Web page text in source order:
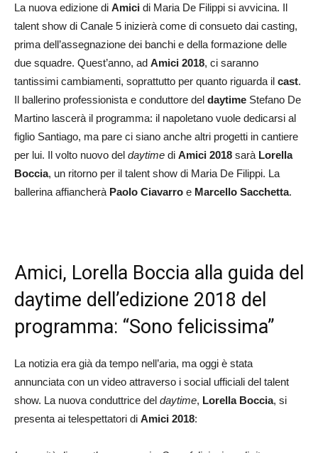
La nuova edizione di Amici di Maria De Filippi si avvicina. Il
talent show di Canale 5 inizierà come di consueto dai casting,
prima dell’assegnazione dei banchi e della formazione delle
due squadre. Quest’anno, ad Amici 2018, ci saranno
tantissimi cambiamenti, soprattutto per quanto riguarda il cast.
Il ballerino professionista e conduttore del daytime Stefano De
Martino lascerà il programma: il napoletano vuole dedicarsi al
figlio Santiago, ma pare ci siano anche altri progetti in cantiere
per lui. Il volto nuovo del daytime di Amici 2018 sarà Lorella
Boccia, un ritorno per il talent show di Maria De Filippi. La
ballerina affiancherà Paolo Ciavarro e Marcello Sacchetta.
Amici, Lorella Boccia alla guida del
daytime dell’edizione 2018 del
programma: “Sono felicissima”
La notizia era già da tempo nell’aria, ma oggi è stata
annunciata con un video attraverso i social ufficiali del talent
show. La nuova conduttrice del daytime, Lorella Boccia, si
presenta ai telespettatori di Amici 2018: